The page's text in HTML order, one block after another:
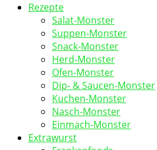
Rezepte
Salat-Monster
Suppen-Monster
Snack-Monster
Herd-Monster
Ofen-Monster
Dip- & Saucen-Monster
Kuchen-Monster
Nasch-Monster
Einmach-Monster
Extrawurst